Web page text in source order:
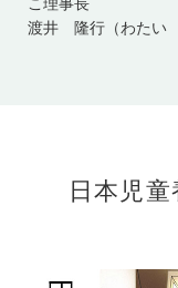
渡井 隆行（わたい
日本児